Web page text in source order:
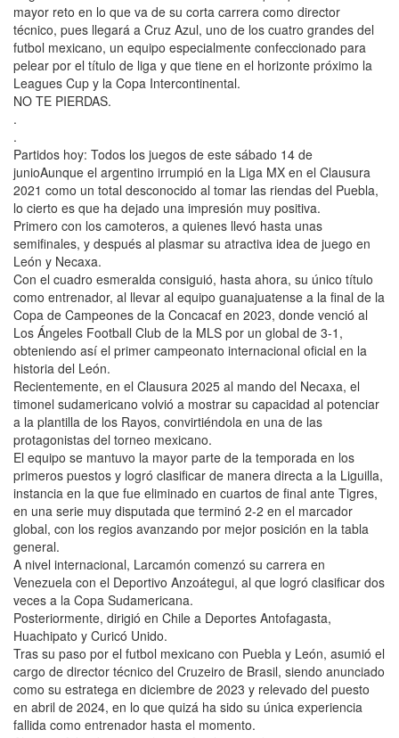
mayor reto en lo que va de su corta carrera como director
técnico, pues llegará a Cruz Azul, uno de los cuatro grandes del
futbol mexicano, un equipo especialmente confeccionado para
pelear por el título de liga y que tiene en el horizonte próximo la
Leagues Cup y la Copa Intercontinental.
NO TE PIERDAS.
.
.
Partidos hoy: Todos los juegos de este sábado 14 de
junioAunque el argentino irrumpió en la Liga MX en el Clausura
2021 como un total desconocido al tomar las riendas del Puebla,
lo cierto es que ha dejado una impresión muy positiva.
Primero con los camoteros, a quienes llevó hasta unas
semifinales, y después al plasmar su atractiva idea de juego en
León y Necaxa.
Con el cuadro esmeralda consiguió, hasta ahora, su único título
como entrenador, al llevar al equipo guanajuatense a la final de la
Copa de Campeones de la Concacaf en 2023, donde venció al
Los Ángeles Football Club de la MLS por un global de 3-1,
obteniendo así el primer campeonato internacional oficial en la
historia del León.
Recientemente, en el Clausura 2025 al mando del Necaxa, el
timonel sudamericano volvió a mostrar su capacidad al potenciar
a la plantilla de los Rayos, convirtiéndola en una de las
protagonistas del torneo mexicano.
El equipo se mantuvo la mayor parte de la temporada en los
primeros puestos y logró clasificar de manera directa a la Liguilla,
instancia en la que fue eliminado en cuartos de final ante Tigres,
en una serie muy disputada que terminó 2-2 en el marcador
global, con los regios avanzando por mejor posición en la tabla
general.
A nivel internacional, Larcamón comenzó su carrera en
Venezuela con el Deportivo Anzoátegui, al que logró clasificar dos
veces a la Copa Sudamericana.
Posteriormente, dirigió en Chile a Deportes Antofagasta,
Huachipato y Curicó Unido.
Tras su paso por el futbol mexicano con Puebla y León, asumió el
cargo de director técnico del Cruzeiro de Brasil, siendo anunciado
como su estratega en diciembre de 2023 y relevado del puesto
en abril de 2024, en lo que quizá ha sido su única experiencia
fallida como entrenador hasta el momento.